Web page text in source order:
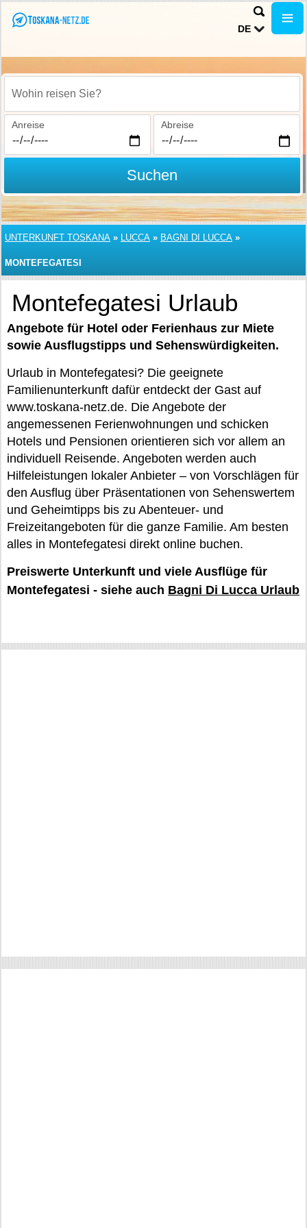
DE
Wohin reisen Sie?
Anreise Abreise
Suchen
UNTERKUNFT TOSKANA » LUCCA » BAGNI DI LUCCA »
MONTEFEGATESI
Montefegatesi Urlaub
Angebote für Hotel oder Ferienhaus zur Miete
sowie Ausflugstipps und Sehenswürdigkeiten.
Urlaub in Montefegatesi? Die geeignete
Familienunterkunft dafür entdeckt der Gast auf
www.toskana-netz.de. Die Angebote der
angemessenen Ferienwohnungen und schicken
Hotels und Pensionen orientieren sich vor allem an
individuell Reisende. Angeboten werden auch
Hilfeleistungen lokaler Anbieter – von Vorschlägen für
den Ausflug über Präsentationen von Sehenswertem
und Geheimtipps bis zu Abenteuer- und
Freizeitangeboten für die ganze Familie. Am besten
alles in Montefegatesi direkt online buchen.
Preiswerte Unterkunft und viele Ausflüge für
Montefegatesi - siehe auch Bagni Di Lucca Urlaub